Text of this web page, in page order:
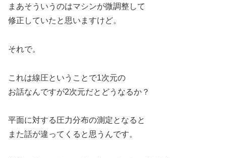
まあそういうのはマシンが微調整して
修正していたと思いますけど。
それで。
これは線圧ということで1次元の
お話なんですが2次元だとどうなるか？
平面に対する圧力分布の測定となると
また話が違ってくると思うんです。